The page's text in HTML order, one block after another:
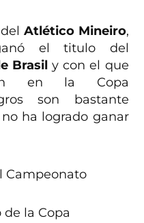
Atlético Mineiro,
el titulo del
Brasil y con el que
en la Copa
son bastante
ha logrado ganar
Campeonato
la Copa